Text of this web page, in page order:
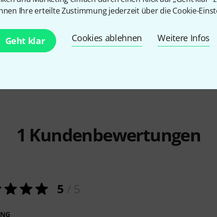
Ihre erteilte Zustimmung jederzeit über die Cookie-
Geht klar Cookies ablehnen Weitere Infos
Saz
ThomannOctave Mandolin
259 €
Gewa
69 €
1 Kundenbewertungen
5